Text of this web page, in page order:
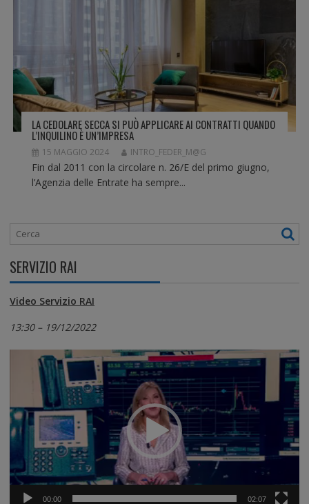
LA CEDOLARE SECCA SI PUÒ APPLICARE AI CONTRATTI QUANDO
L’INQUILINO È UN’IMPRESA
15 MAGGIO 2024 INTRO_FEDER_M@G
Fin dal 2011 con la circolare n. 26/E del primo giugno,
l’Agenzia delle Entrate ha sempre...
SERVIZIO RAI
Video Servizio RAI
13:30 – 19/12/2022
00:00 02:07